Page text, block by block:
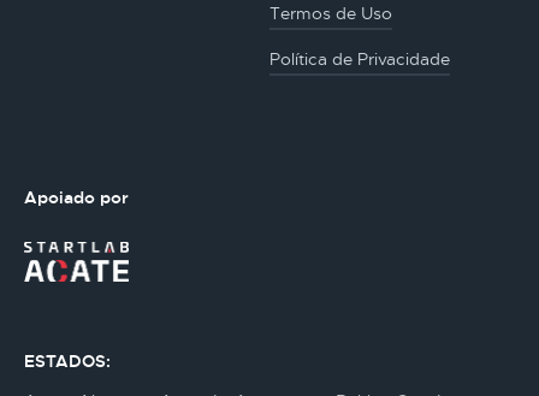
Termos de Uso
Política de Privacidade
Apoiado por
ESTADOS: